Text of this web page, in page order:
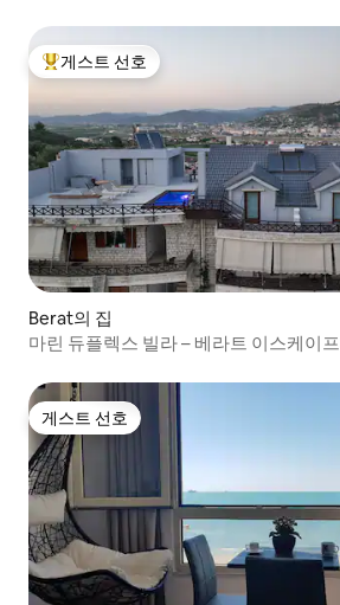
상위 게스트 선호
게스트 선호
Berat의 집
마린 듀플렉스 빌라 – 베라트 이스케이프
게스트 선호
게스트 선호